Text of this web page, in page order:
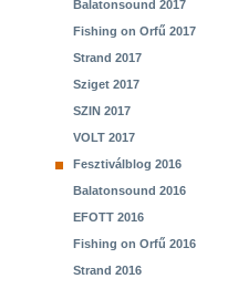
Balatonsound 2017
Fishing on Orfű 2017
Strand 2017
Sziget 2017
SZIN 2017
VOLT 2017
Fesztiválblog 2016
Balatonsound 2016
EFOTT 2016
Fishing on Orfű 2016
Strand 2016